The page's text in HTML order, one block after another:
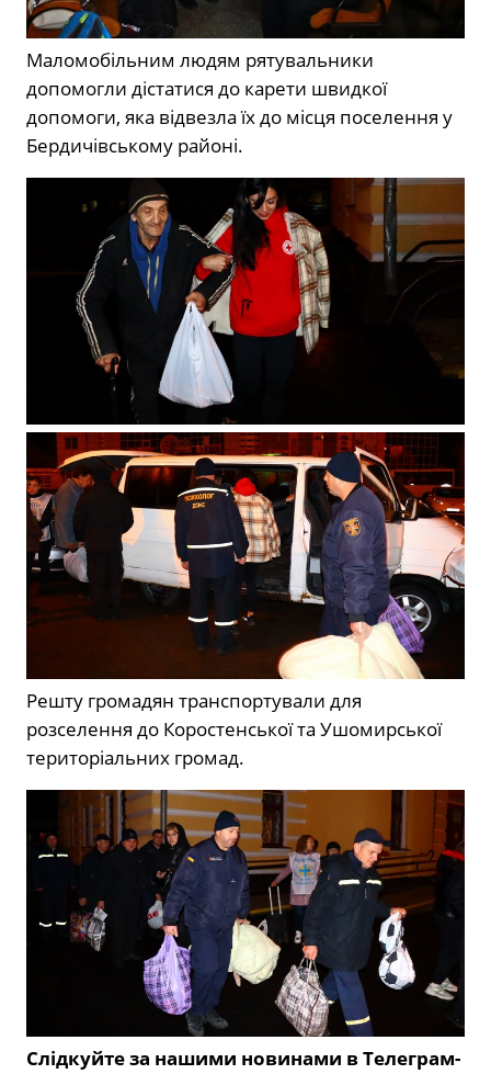
Маломобільним людям рятувальники
допомогли дістатися до карети швидкої
допомоги, яка відвезла їх до місця поселення у
Бердичівському районі.
Решту громадян транспортували для
розселення до Коростенської та Ушомирської
територіальних громад.
Слідкуйте за нашими новинами в Телеграм-